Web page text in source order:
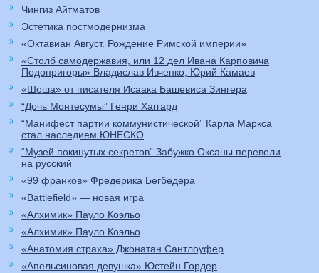
Чингиз Айтматов
Эстетика постмодернизма
«Октавиан Август. Рождение Римской империи»
«Столб самодержавия, или 12 дел Ивана Карповича
Подопригоры» Владислав Ивченко, Юрий Камаев
«Шоша» от писателя Исаака Башевиса Зингера
“Дочь Монтесумы” Генри Хаггард
“Манифест партии коммунистической” Карла Маркса
стал наследием ЮНЕСКО
“Музей покинутых секретов” Забужко Оксаны перевели
на русский
«99 франков» Фредерика Бегбедера
«Battlefield» — новая игра
«Алхимик» Пауло Коэльо
«Алхимик» Пауло Коэльо
«Анатомия страха» Джонатан Сантлоуфер
«Апельсиновая девушка» Юстейн Гордер